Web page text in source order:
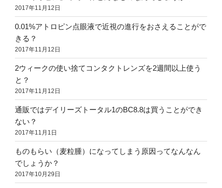
2017年11月12日
0.01%アトロピン点眼液で近視の進行をおさえることがで
きる？
2017年11月12日
2ウィークの使い捨てコンタクトレンズを2週間以上使う
と？
2017年11月12日
通販ではデイリーズトータル1のBC8.8は買うことができ
ない？
2017年11月1日
ものもらい（麦粒腫）になってしまう原因ってなんなん
でしょうか？
2017年10月29日